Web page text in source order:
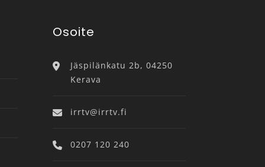
Osoite
Jäspilänkatu 2b, 04250
Kerava
irrtv@irrtv.fi
0207 120 240